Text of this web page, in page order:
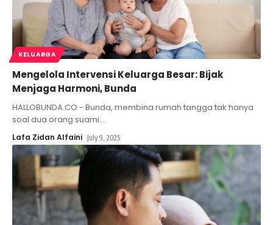
KELUARGA
Mengelola Intervensi Keluarga Besar: Bijak
Menjaga Harmoni, Bunda
HALLOBUNDA.CO - Bunda, membina rumah tangga tak hanya
soal dua orang suami…
Lafa Zidan Alfaini July 9, 2025